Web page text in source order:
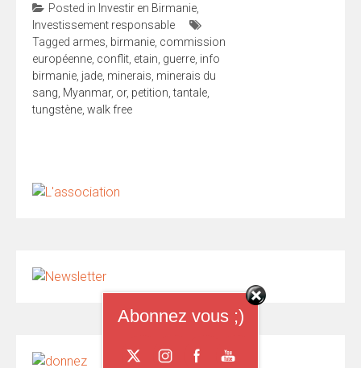
Posted in Investir en Birmanie
Investissement responsable
Tagged armes birmanie commission
européenne conflit etain guerre info
birmanie jade minerais minerais du
sang Myanmar, or, petition ,tantale
tungstène walk free
Abonnez vous ;)